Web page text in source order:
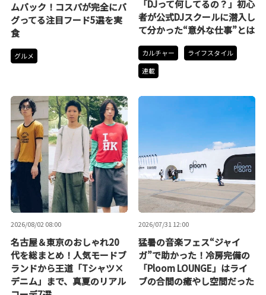
ムバック！コスパが完全にバ
グってる注目フード5選を実
食
グルメ
「DJって何してるの？」初心
者が公式DJスクールに潜入し
て分かった“意外な仕事”とは
カルチャー
ライフスタイル
連載
2026/08/02 08:00
名古屋＆東京のおしゃれ20
代を総まとめ！人気モードブ
ランドから王道「Tシャツ×
デニム」まで、真夏のリアル
2026/07/31 12:00
猛暑の音楽フェス“ジャイ
ガ”で助かった！冷房完備の
「Ploom LOUNGE」はライ
ブの合間の癒やし空間だった